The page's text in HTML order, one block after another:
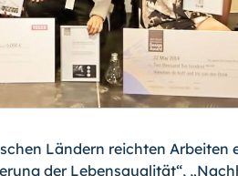
Ländern reichten Arbeiten
der Lebensqualität“,